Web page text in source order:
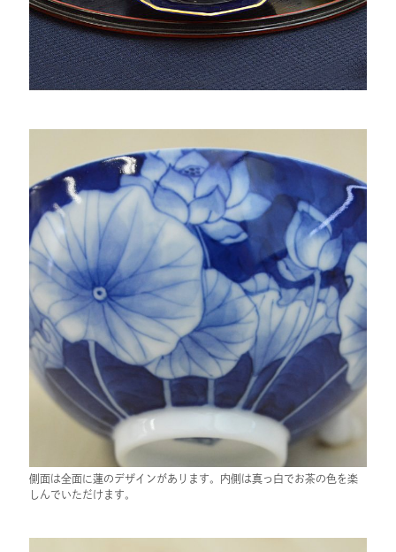
側面は全面に蓮のデザインがあります。内側は真っ白でお茶の色を楽
しんでいただけます。